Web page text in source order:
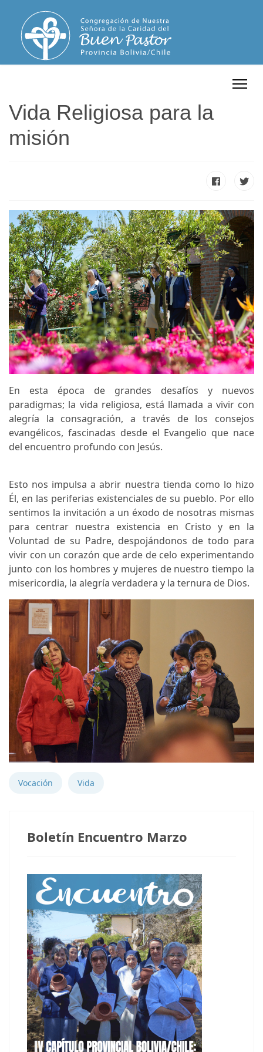
Vida Religiosa para la
misión
En esta época de grandes desafíos y nuevos
paradigmas; la vida religiosa, está llamada a vivir con
alegría la consagración, a través de los consejos
evangélicos, fascinadas desde el Evangelio que nace
del encuentro profundo con Jesús.
Esto nos impulsa a abrir nuestra tienda como lo hizo
Él, en las periferias existenciales de su pueblo. Por ello
sentimos la invitación a un éxodo de nosotras mismas
para centrar nuestra existencia en Cristo y en la
Voluntad de su Padre, despojándonos de todo para
vivir con un corazón que arde de celo experimentando
junto con los hombres y mujeres de nuestro tiempo la
misericordia, la alegría verdadera y la ternura de Dios.
Vocación Vida
Boletín Encuentro Marzo